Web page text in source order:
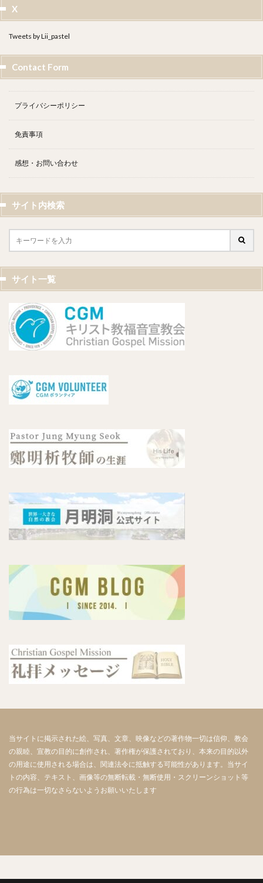
X
Tweets by Lii_pastel
Contact Form
プライバシーポリシー
免責事項
感想・お問い合わせ
サイト内検索
サイト一覧
当サイトに掲示された絵、写真、文章、映像などの著作物一切は信仰、教会
の親睦、宣教の目的に創作され、著作権が保護されており、本来の目的以外
の用途に使用される場合は、関連法令に抵触する可能性があります。当サイ
トの内容、テキスト、画像等の無断転載・無断使用・スクリーンショット等
の行為は一切なさらないようお願いいたします